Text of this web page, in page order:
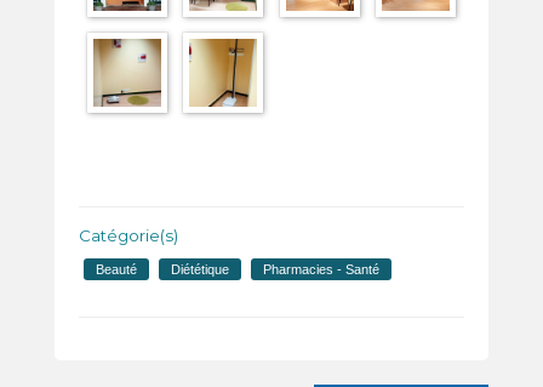
Catégorie(s)
Beauté Diététique Pharmacies - Santé